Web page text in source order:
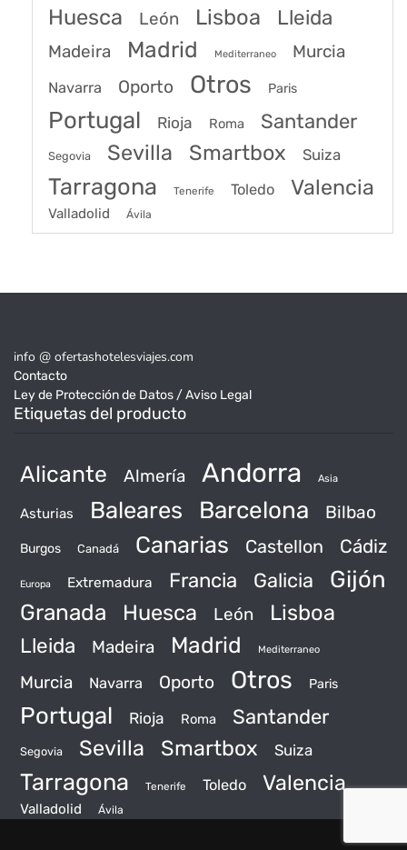
Huesca León Lisboa Lleida
Madeira Madrid Mediterraneo Murcia
Navarra Oporto Otros Paris
Portugal Rioja Roma Santander
Segovia Sevilla Smartbox Suiza
Tarragona Tenerife Toledo Valencia
Valladolid Ávila
info @ ofertashotelesviajes.com
Contacto
Ley de Protección de Datos / Aviso Legal
Etiquetas del producto
Alicante Almería Andorra Asia
Asturias Baleares Barcelona Bilbao
Burgos Canadá Canarias Castellon Cádiz
Europa Extremadura Francia Galicia Gijón
Granada Huesca León Lisboa
Lleida Madeira Madrid Mediterraneo
Murcia Navarra Oporto Otros Paris
Portugal Rioja Roma Santander
Segovia Sevilla Smartbox Suiza
Tarragona Tenerife Toledo Valencia
Valladolid Ávila